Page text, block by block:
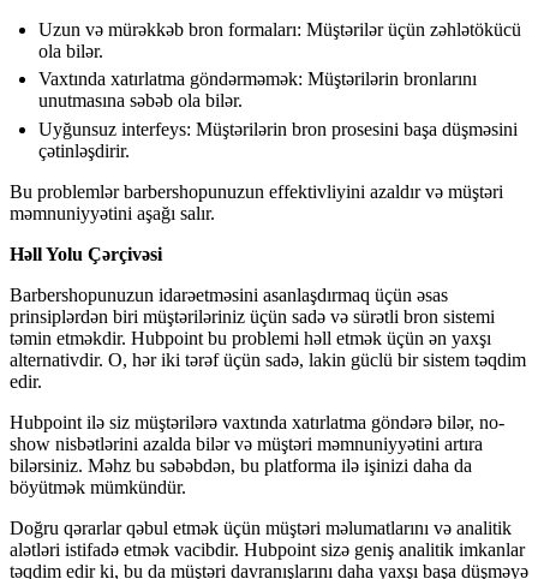
Uzun və mürəkkəb bron formaları: Müştərilər üçün zəhlətökücü
ola bilər.
Vaxtında xatırlatma göndərməmək: Müştərilərin bronlarını
unutmasına səbəb ola bilər.
Uyğunsuz interfeys: Müştərilərin bron prosesini başa düşməsini
çətinləşdirir.
Bu problemlər barbershopunuzun effektivliyini azaldır və müştəri
məmnuniyyətini aşağı salır.
Həll Yolu Çərçivəsi
Barbershopunuzun idarəetməsini asanlaşdırmaq üçün əsas
prinsiplərdən biri müştəriləriniz üçün sadə və sürətli bron sistemi
təmin etməkdir. Hubpoint bu problemi həll etmək üçün ən yaxşı
alternativdir. O, hər iki tərəf üçün sadə, lakin güclü bir sistem təqdim
edir.
Hubpoint ilə siz müştərilərə vaxtında xatırlatma göndərə bilər, no-
show nisbətlərini azalda bilər və müştəri məmnuniyyətini artıra
bilərsiniz. Məhz bu səbəbdən, bu platforma ilə işinizi daha da
böyütmək mümkündür.
Doğru qərarlar qəbul etmək üçün müştəri məlumatlarını və analitik
alətləri istifadə etmək vacibdir. Hubpoint sizə geniş analitik imkanlar
təqdim edir ki, bu da müştəri davranışlarını daha yaxşı başa düşməyə